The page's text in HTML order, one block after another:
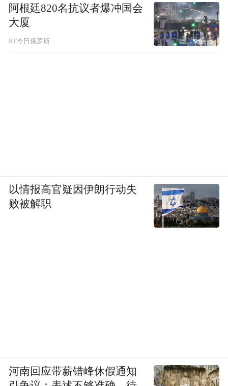
阿根廷820名抗议者爆冲国会
大厦
RT今日俄罗斯
以情报高官疑因伊朗行动失
败被解职
河南回应带薪错峰休假通知